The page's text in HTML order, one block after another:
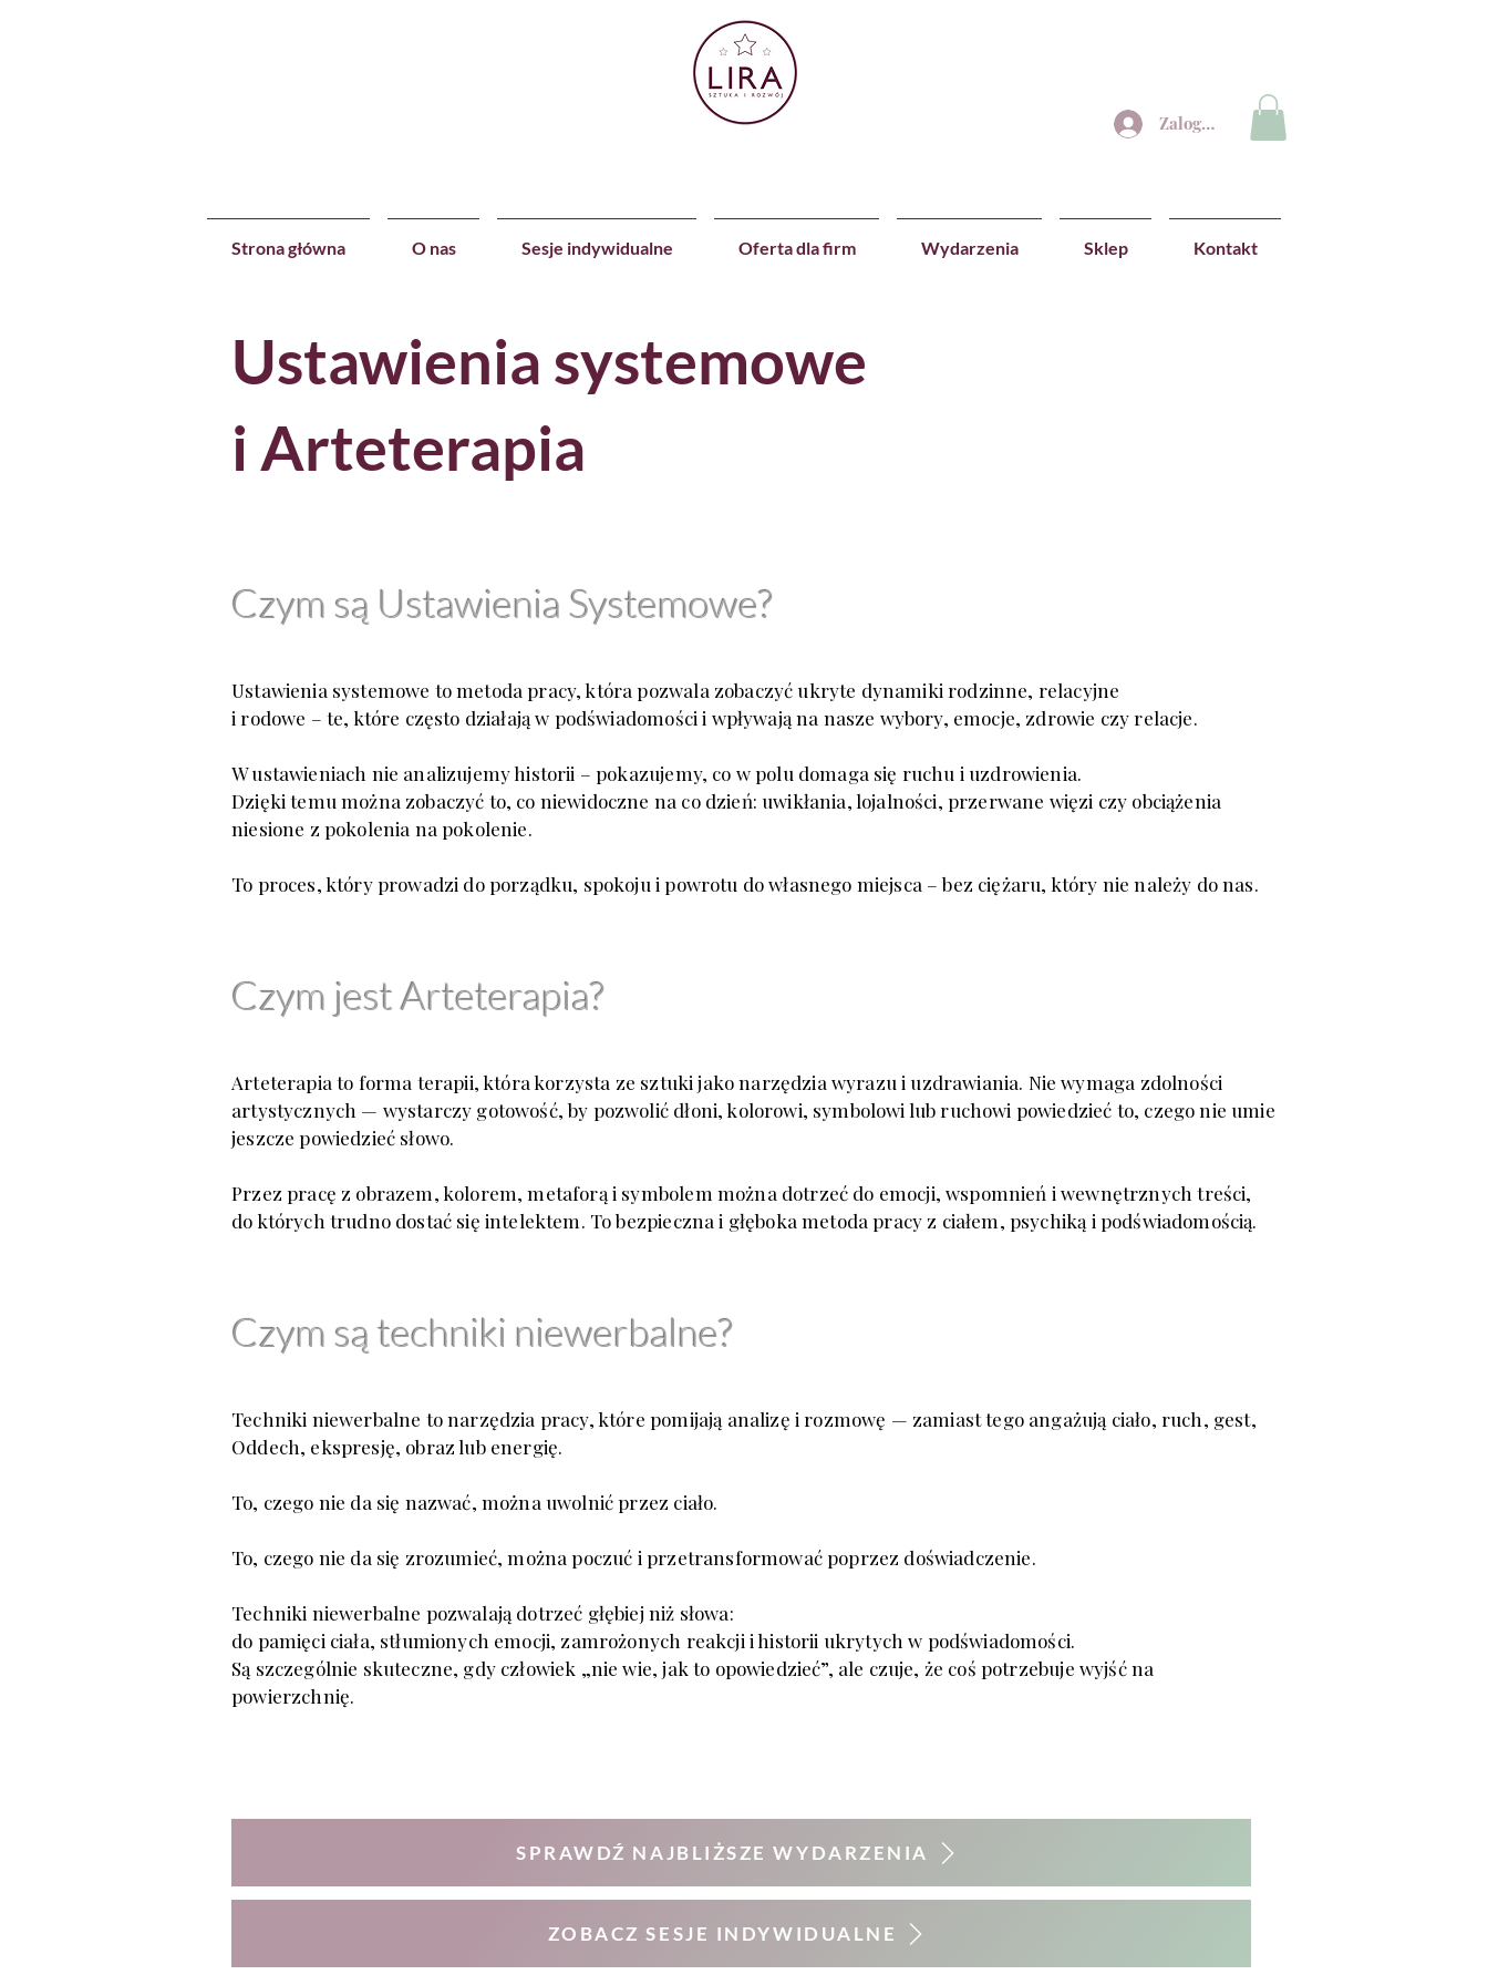
Zaloguj się
Strona główna O nas Sesje indywidualne Oferta dla firm Wydarzenia Sklep Kontakt
Ustawienia systemowe
i Arteterapia
Czym są Ustawienia Systemowe?
Ustawienia systemowe to metoda pracy, która pozwala zobaczyć ukryte dynamiki rodzinne, relacyjne
i rodowe – te, które często działają w podświadomości i wpływają na nasze wybory, emocje, zdrowie czy relacje.
W ustawieniach nie analizujemy historii – pokazujemy, co w polu domaga się ruchu i uzdrowienia.
Dzięki temu można zobaczyć to, co niewidoczne na co dzień: uwikłania, lojalności, przerwane więzi czy obciążenia
niesione z pokolenia na pokolenie.
To proces, który prowadzi do porządku, spokoju i powrotu do własnego miejsca – bez ciężaru, który nie należy do nas.
Czym jest Arteterapia?
Arteterapia to forma terapii, która korzysta ze sztuki jako narzędzia wyrazu i uzdrawiania. Nie wymaga zdolności
artystycznych — wystarczy gotowość, by pozwolić dłoni, kolorowi, symbolowi lub ruchowi powiedzieć to, czego nie umie
jeszcze powiedzieć słowo.
Przez pracę z obrazem, kolorem, metaforą i symbolem można dotrzeć do emocji,wspomnień i wewnętrznych treści,
do których trudno dostać się intelektem. To bezpieczna i głęboka metoda pracy z ciałem, psychiką i podświadomością.
Czym są techniki niewerbalne?
Techniki niewerbalne to narzędzia pracy, które pomijają analizę i rozmowę — zamiast tego angażują ciało, ruch, gest,
Oddech, ekspresję, obraz lub energię.
To, czego nie da się nazwać, można uwolnić przez ciało.
To, czego nie da się zrozumieć, można poczuć i przetransformować poprzez doświadczenie.
Techniki niewerbalne pozwalają dotrzeć głębiej niż słowa:
do pamięci ciała, stłumionych emocji, zamrożonych reakcji i historii ukrytych w podświadomości.
Są szczególnie skuteczne, gdy człowiek „nie wie, jak to opowiedzieć”, ale czuje, że coś potrzebuje wyjść na
powierzchnię.
SPRAWDŹ NAJBLIŻSZE WYDARZENIA
ZOBACZ SESJE INDYWIDUALNE